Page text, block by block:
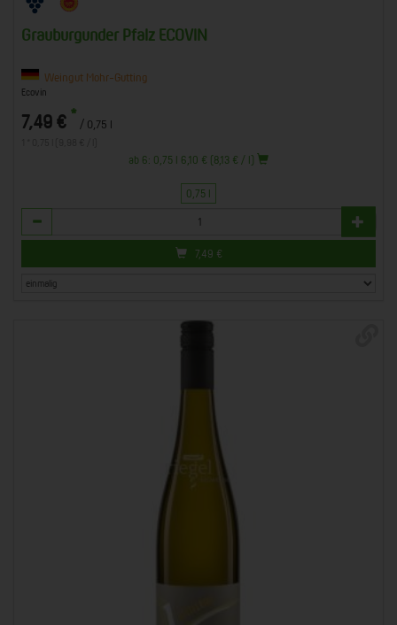
Grauburgunder Pfalz ECOVIN
Weingut Mohr-Gutting
Ecovin
7,49 € * / 0,75 l
ab 6: 0,75 l 6,10 € (8,13 € / l)
0,75 l
Anzahl
7,49 €